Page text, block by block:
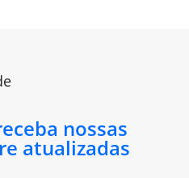
nossas
atualizadas